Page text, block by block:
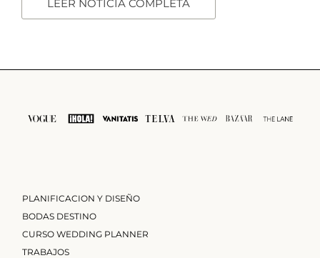
LEER NOTICIA COMPLETA
PLANIFICACION Y DISEÑO
BODAS DESTINO
CURSO WEDDING PLANNER
TRABAJOS